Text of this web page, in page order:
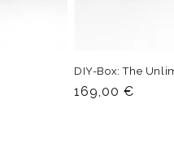
DIY-Box: The
Normaler
169,00 €